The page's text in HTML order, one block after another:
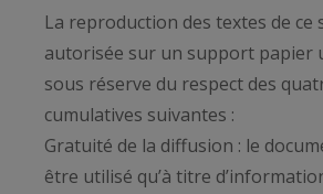
La reproduction des textes de ce
autorisée sur un support papier
sous réserve du respect des
cumulatives suivantes :
Gratuité de la diffusion : le
être utilisé qu’à titre